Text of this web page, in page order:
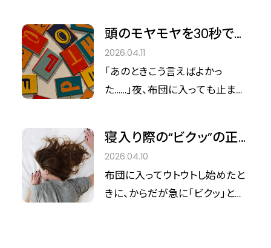
になっています。 体質や症状に合
えば、心強い選択肢のひとつにな
ります。 そこで今回は、漢方薬の
基本的な特徴や、気になるイメー
きさんに教えてもらいました。
自律神経のバランスも乱れやす
い時期です。 ソワソワして落ち着
かない、動悸がする、胃の調子が
悪いなど、心やからだの不調を感
で今回は、新生活のストレスによ
る不調や五月病の予防に役立つ
漢方薬について、「あんしん漢方」
の薬剤師、清水みゆきさんに教え
頭のモヤモヤを30秒でリ
セット！魔法のデタラメ言
葉「ジブリッシュ」とは？
2026.04.11
「あのときこう言えばよかっ
た……」夜、布団に入っても止まら
ってしまいます。 その思考のルー
プを断ち切るために、あえて“意
味を捨てる”という選択をしてみ
ませんか？
寝入り際の“ビクッ”の正
体は？「入眠時ミオクロー
ヌス」の原因と熟睡するた
めのセルフケア
2026.04.10
布団に入ってウトウトし始めたと
きに、からだが急に「ビクッ」と動